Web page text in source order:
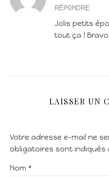
RÉPONDRE
Jolis petits
tout ça !
LAISSER UN
Votre adresse e-mail ne
obligatoires sont indiqués
Nom *